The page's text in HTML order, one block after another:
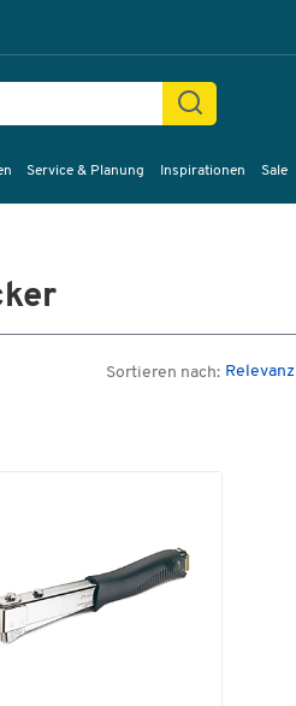
Service & Planung Inspirationen Sale
Sortieren nach: Relevanz